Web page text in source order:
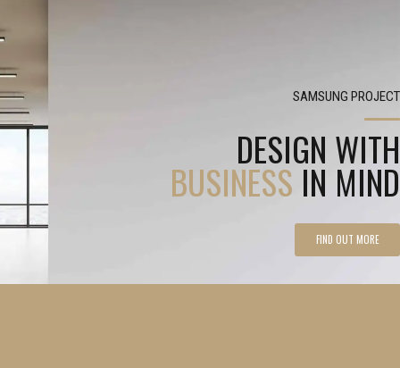
SAMSUNG PROJECT
DESIGN WITH
BUSINESS IN MIND